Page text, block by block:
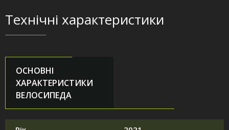
Технічні характеристики
ОСНОВНІ
ХАРАКТЕРИСТИКИ
ВЕЛОСИПЕДА